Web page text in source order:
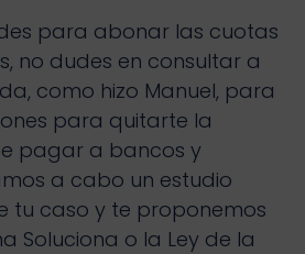
para abonar las cuotas
no dudes en consultar a
como hizo Manuel, para
para quitarte la
pagar a bancos y
a cabo un estudio
tu caso y te proponemos
Soluciona o la Ley de la